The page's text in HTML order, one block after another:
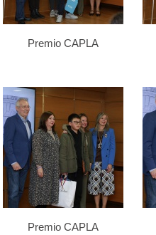
Premio CAPLA
Premio CAPLA